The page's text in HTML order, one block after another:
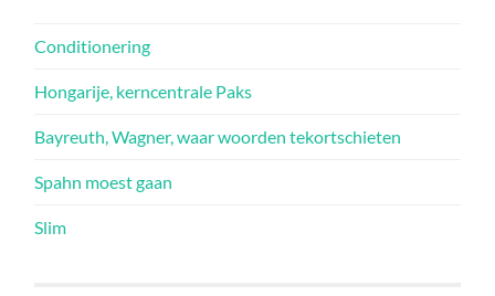
Conditionering
Hongarije, kerncentrale Paks
Bayreuth, Wagner, waar woorden tekortschieten
Spahn moest gaan
Slim